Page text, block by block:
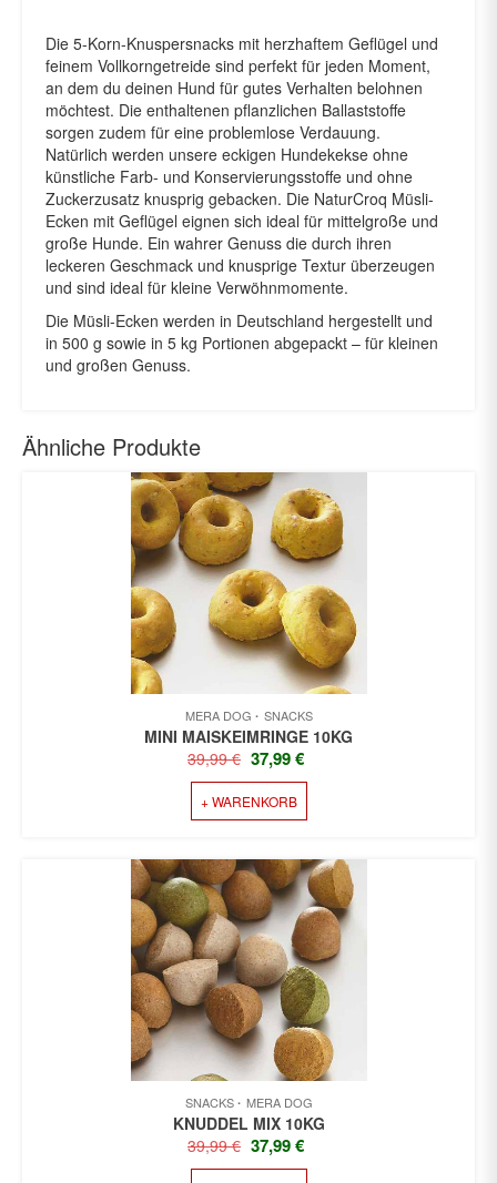
Die 5-Korn-Knuspersnacks mit herzhaftem Geflügel und
feinem Vollkorngetreide sind perfekt für jeden Moment,
an dem du deinen Hund für gutes Verhalten belohnen
möchtest. Die enthaltenen pflanzlichen Ballaststoffe
sorgen zudem für eine problemlose Verdauung.
Natürlich werden unsere eckigen Hundekekse ohne
künstliche Farb- und Konservierungsstoffe und ohne
Zuckerzusatz knusprig gebacken. Die NaturCroq Müsli-
Ecken mit Geflügel eignen sich ideal für mittelgroße und
große Hunde. Ein wahrer Genuss die durch ihren
leckeren Geschmack und knusprige Textur überzeugen
und sind ideal für kleine Verwöhnmomente.
Die Müsli-Ecken werden in Deutschland hergestellt und
in 500 g sowie in 5 kg Portionen abgepackt – für kleinen
und großen Genuss.
Ähnliche Produkte
MERA DOG SNACKS
MINI MAISKEIMRINGE 10KG
39,99€ URSPRÜNGLICHER
PREIS
WAR:
39,99 €
37,99€
+ WARENKORB
SNACKS MERA DOG
KNUDDEL MIX 10KG
39,99€ URSPRÜNGLICHER
PREIS
37,99€